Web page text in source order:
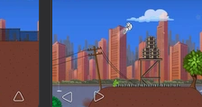
लैंडस्केप
करता है
है